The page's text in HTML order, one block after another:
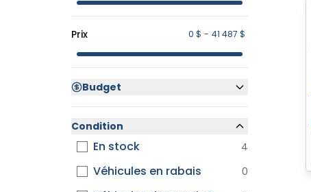
Prix 0 $ - 41 487 $
Budget
Condition
En stock 4
Véhicules en rabais 0